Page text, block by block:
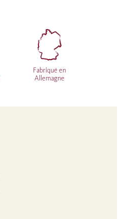
Fabriqué en
Allemagne